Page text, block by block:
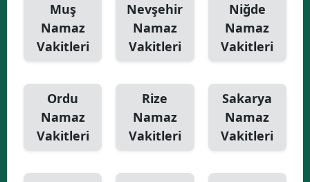
Muş
Namaz
Vakitleri
Nevşehir
Namaz
Vakitleri
Niğde
Namaz
Vakitleri
Ordu
Namaz
Vakitleri
Rize
Namaz
Vakitleri
Sakarya
Namaz
Vakitleri